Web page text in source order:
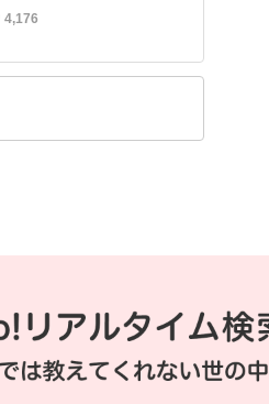
…。 もしかすると
っているのかもしれませ
せばいいか」が見える手
心して電話に出られるよ
学びです。
4,176